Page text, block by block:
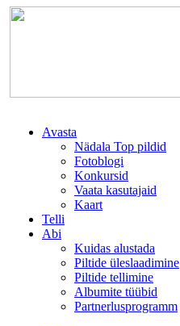
Avasta
Nädala Top pildid
Fotoblogi
Konkursid
Vaata kasutajaid
Kaart
Telli
Abi
Kuidas alustada
Piltide üleslaadimine
Piltide tellimine
Albumite tüübid
Partnerlusprogramm